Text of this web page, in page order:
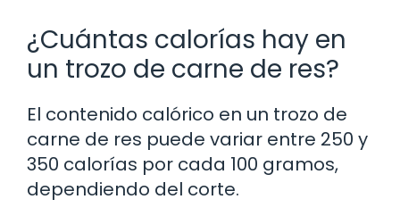
¿Cuántas calorías hay en
un trozo de carne de res?
El contenido calórico en un trozo de
carne de res puede variar entre 250 y
350 calorías por cada 100 gramos,
dependiendo del corte.